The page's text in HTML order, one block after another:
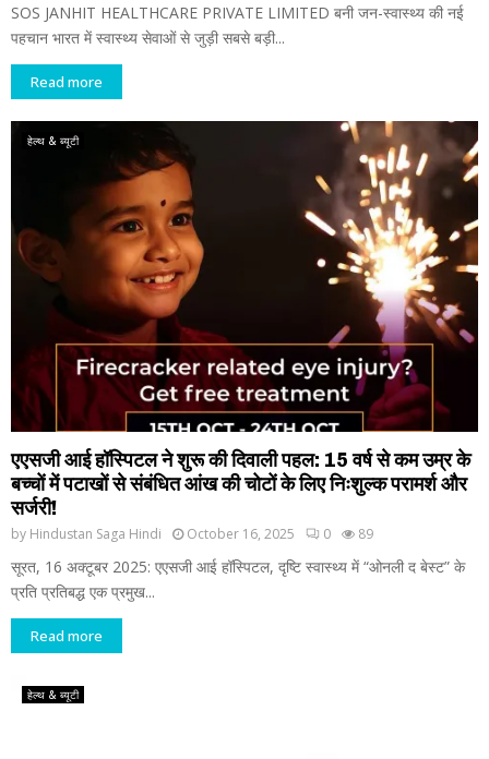
SOS JANHIT HEALTHCARE PRIVATE LIMITED बनी जन-स्वास्थ्य की नई
पहचान भारत में स्वास्थ्य सेवाओं से जुड़ी सबसे बड़ी...
Read more
हेल्थ & ब्यूटी
एएसजी आई हॉस्पिटल ने शुरू की दिवाली पहल: 15 वर्ष से कम उम्र के
बच्चों में पटाखों से संबंधित आंख की चोटों के लिए निःशुल्क परामर्श और
सर्जरी!
by Hindustan Saga Hindi October 16, 2025 0 89
सूरत, 16 अक्टूबर 2025: एएसजी आई हॉस्पिटल, दृष्टि स्वास्थ्य में “ओनली द बेस्ट” के
प्रति प्रतिबद्ध एक प्रमुख...
Read more
हेल्थ & ब्यूटी